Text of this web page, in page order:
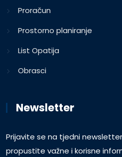
Proračun
Prostorno planiranje
List Opatija
Obrasci
Newsletter
Prijavite se na tjedni
propustite važne i korisne